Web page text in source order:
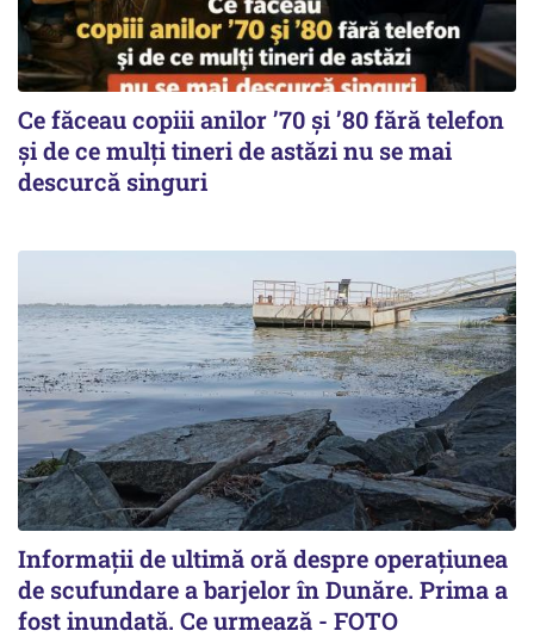
Ce făceau copiii anilor ’70 și ’80 fără telefon
și de ce mulți tineri de astăzi nu se mai
descurcă singuri
Informații de ultimă oră despre operațiunea
de scufundare a barjelor în Dunăre. Prima a
fost inundată. Ce urmează - FOTO